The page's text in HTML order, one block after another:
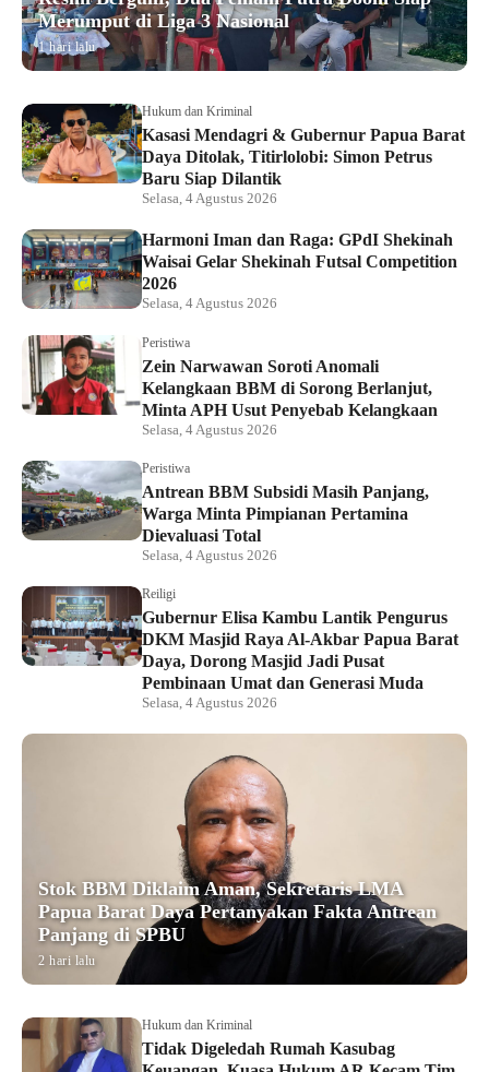
Merumput di Liga 3 Nasional
1 hari lalu
Hukum dan Kriminal
Kasasi Mendagri & Gubernur Papua Barat
Daya Ditolak, Titirlolobi: Simon Petrus
Baru Siap Dilantik
Selasa, 4 Agustus 2026
Harmoni Iman dan Raga: GPdI Shekinah
Waisai Gelar Shekinah Futsal Competition
2026
Selasa, 4 Agustus 2026
Peristiwa
Zein Narwawan Soroti Anomali
Kelangkaan BBM di Sorong Berlanjut,
Minta APH Usut Penyebab Kelangkaan
Selasa, 4 Agustus 2026
Peristiwa
Antrean BBM Subsidi Masih Panjang,
Warga Minta Pimpianan Pertamina
Dievaluasi Total
Selasa, 4 Agustus 2026
Reiligi
Gubernur Elisa Kambu Lantik Pengurus
DKM Masjid Raya Al-Akbar Papua Barat
Daya, Dorong Masjid Jadi Pusat
Pembinaan Umat dan Generasi Muda
Selasa, 4 Agustus 2026
Stok BBM Diklaim Aman, Sekretaris LMA
Papua Barat Daya Pertanyakan Fakta Antrean
Panjang di SPBU
2 hari lalu
Hukum dan Kriminal
Tidak Digeledah Rumah Kasubag